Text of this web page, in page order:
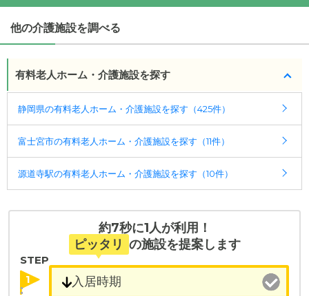
・要介護度：要支援1、要支援2、要介護1、要介護
ケアスル 介護では詳細な料金プラン
す。詳しくはこちら。
・経験豊富な入居相談員が完全無料で施設探しをサ
入居相談：0120-579-721（無料）
・全国10000件の介護施設情報を掲載
幅広い選択肢の中から、条件にあった施設を選ぶ
ことができます。
・こだわりの条件や医療体制から施設を探せる
・最寄り駅：
他の介護施設を調べる
有料老人ホーム・介護施設を探す
静岡県の有料老人ホーム・介護施設を探す（425件）
富士宮市の有料老人ホーム・介護施設を探す（11件）
源道寺駅の有料老人ホーム・介護施設を探す（10件）
約7秒に1人が利用！
ピッタリ の施設を提案します
STEP
1